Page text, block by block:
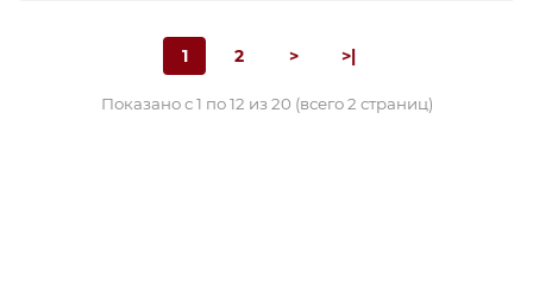
1 2 > >|
Показано с 1 по 12 из 20 (всего 2 страниц)